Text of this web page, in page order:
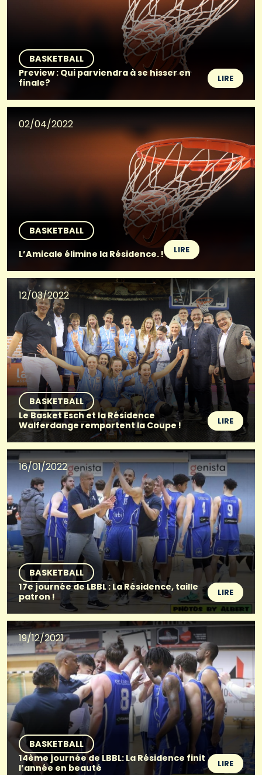
BASKETBALL
Preview : Qui parviendra à se hisser en
finale?
LIRE
02/04/2022
BASKETBALL
L’Amicale élimine la Résidence. !
LIRE
12/03/2022
BASKETBALL
Le Basket Esch et la Résidence
Walferdange remportent la Coupe !
LIRE
16/01/2022
BASKETBALL
17e journée de LBBL : La Résidence, taille
patron !
LIRE
19/12/2021
BASKETBALL
14ème journée de LBBL: La Résidence finit
l’année en beauté
LIRE